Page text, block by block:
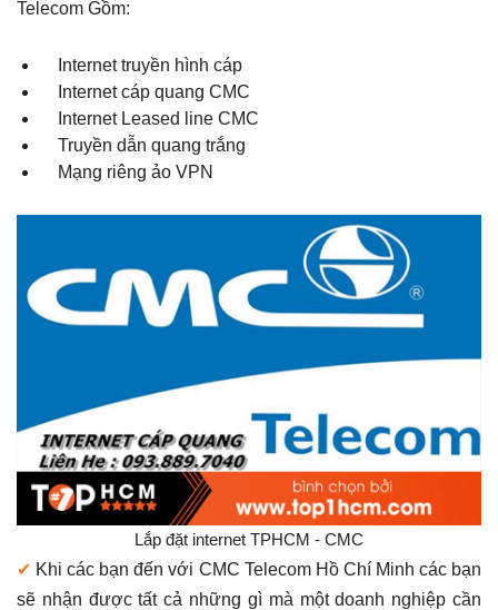
Telecom Gồm:
Internet truyền hình cáp
Internet cáp quang CMC
Internet Leased line CMC
Truyền dẫn quang trắng
Mạng riêng ảo VPN
Lắp đặt internet TPHCM - CMC
✔ Khi các bạn đến với CMC Telecom Hồ Chí Minh các bạn
sẽ nhận được tất cả những gì mà một doanh nghiệp cần